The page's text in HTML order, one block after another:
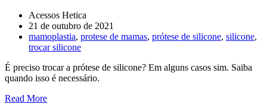
Acessos Hetica
21 de outubro de 2021
mamoplastia, protese de mamas, prótese de silicone, silicone,
trocar silicone
É preciso trocar a prótese de silicone? Em alguns casos sim. Saiba
quando isso é necessário.
Read More